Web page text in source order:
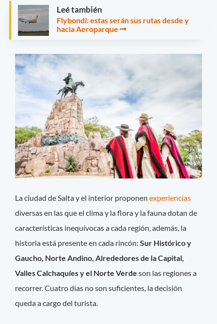
Leé también
Flybondi: estas serán sus rutas desde y
hacia Aeroparque
La ciudad de Salta y el interior proponenexperiencias
diversas en las que el clima y la flora y la fauna dotan de
características inequívocas a cada región, además, la
historia está presente en cada rincón:Sur Histórico y
Gaucho, Norte Andino, Alrededores de la Capital,
Valles Calchaquíes y el Norte Verde son las regiones a
recorrer. Cuatro días no son suficientes, la decisión
queda a cargo del turista.